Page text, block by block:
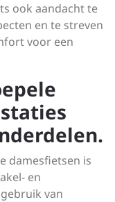
ook aandacht te
en te streven
voor een
damesfietsen is
en
van